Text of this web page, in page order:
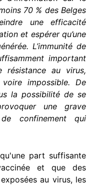
70 % des Belges
une efficacité
et espérer qu’une
L’immunité de
important
résistance au virus,
impossible. De
la possibilité de se
une grave
confinement qui
part suffisante
et que des
au virus, les